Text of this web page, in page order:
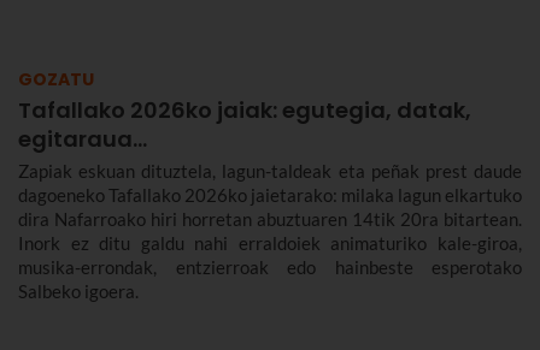
GOZATU
Tafallako 2026ko jaiak: egutegia, datak,
egitaraua...
Zapiak eskuan dituztela, lagun-taldeak eta peñak prest daude
dagoeneko Tafallako 2026ko jaietarako: milaka lagun elkartuko
dira Nafarroako hiri horretan abuztuaren 14tik 20ra bitartean.
Inork ez ditu galdu nahi erraldoiek animaturiko kale-giroa,
musika-errondak, entzierroak edo hainbeste esperotako
Salbeko igoera.